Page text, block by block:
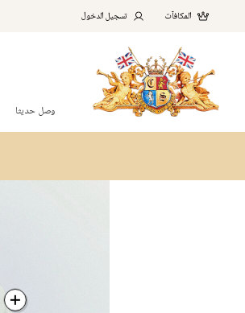
المكافآت تسجيل الدخول
وصل حديثا